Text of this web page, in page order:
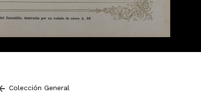
Colección General